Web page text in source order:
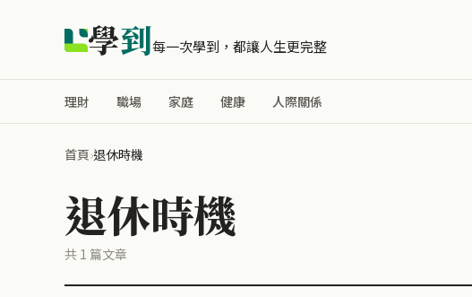
學到每一次學到，都讓人生更完整
理財 職場 家庭 健康 人際關係
首頁›退休時機
退休時機
共 1 篇文章